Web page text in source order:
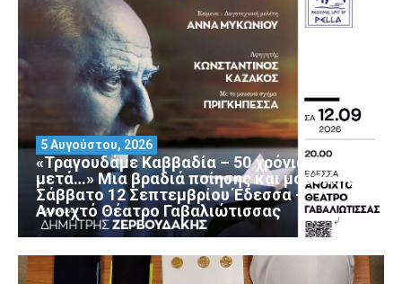
«Τραγουδάμε Καββαδία – 50 χρόνια
μετά…» Μια βραδιά ποίησης και μουσικής
Σάββατο 12 Σεπτεμβρίου Έδεσσα –
Ανοιχτό Θέατρο Γαβαλιώτισσας
5 Αυγούστου, 2026